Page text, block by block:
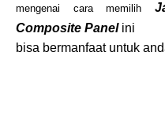
mengenai cara memilih
Composite Panelini
bisa bermanfaat untuk